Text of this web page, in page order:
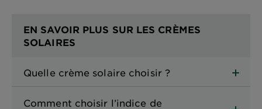
EN SAVOIR PLUS SUR LES CRÈMES
SOLAIRES
Quelle crème solaire choisir ?
Comment choisir l’indice de